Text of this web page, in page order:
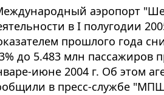
аэропорт
в I полугодии
прошлого года
до 5.483 млн пассажиров
июне 2004 г. Об этом
в пресс-службе